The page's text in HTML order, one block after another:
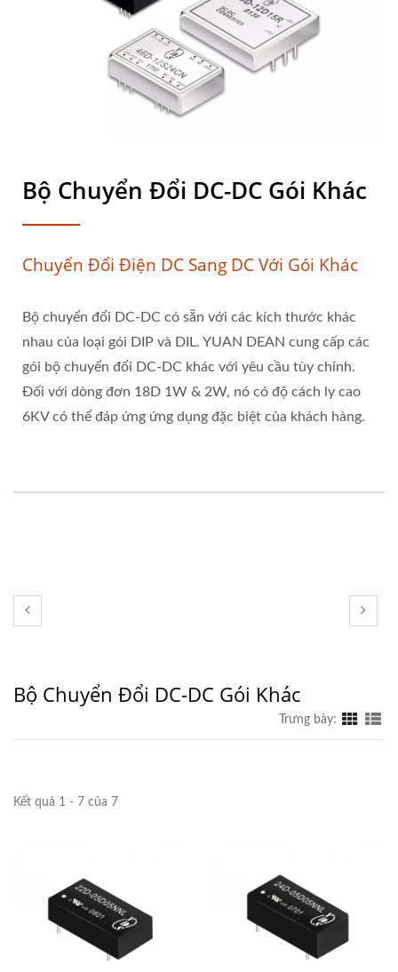
Bộ Chuyển Đổi DC-DC Gói Khác
Chuyển Đổi Điện DC Sang DC Với Gói Khác
Bộ chuyển đổi DC-DC có sẵn với các kích thước khác
nhau của loại gói DIP và DIL. YUAN DEAN cung cấp các
gói bộ chuyển đổi DC-DC khác với yêu cầu tùy chỉnh.
Đối với dòng đơn 18D 1W & 2W, nó có độ cách ly cao
6KV có thể đáp ứng ứng dụng đặc biệt của khách hàng.
Bộ Chuyển Đổi DC-DC Gói Khác
Trưng bày:
Kết quả 1 - 7 của 7